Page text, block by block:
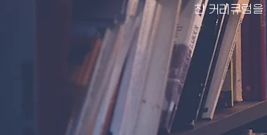
찬 커리큐럼을
몬트